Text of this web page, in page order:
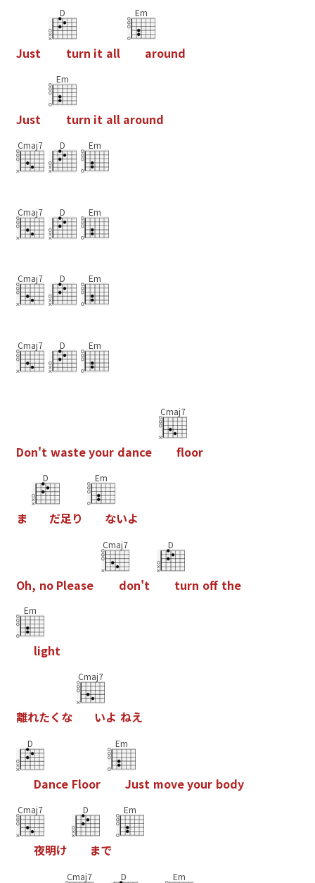
Just
D
turn it all
Em
around
Just
Em
turn it all around
Cmaj7 D Em
Cmaj7 D Em
Cmaj7 D Em
Cmaj7 D Em
Don't wasteyour dance
Cmaj7
foor
ま
D
だ足り
Em
ないよ
Oh, no Please
Cmaj7
don't
D
turn of the
Em
light
離れたく な
Cmaj7
いよ ねえ
D
Dance Floor
Em
Just moveyour body
Cmaj7
夜明け
D
まで
Em
Cmaj7 D Em